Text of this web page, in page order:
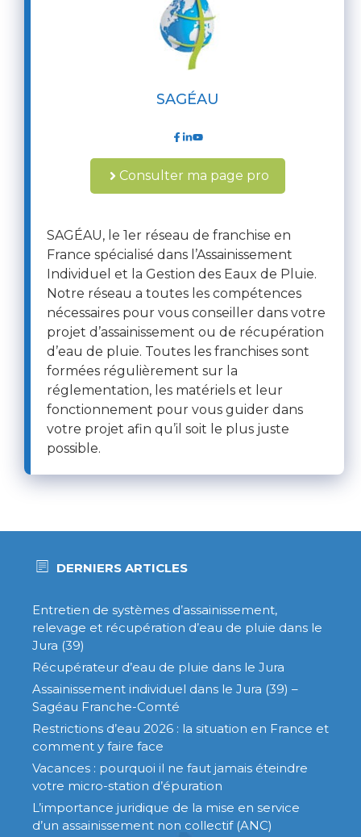
SAGÉAU
Consulter ma page pro
SAGÉAU, le 1er réseau de franchise en
France spécialisé dans l’Assainissement
Individuel et la Gestion des Eaux de Pluie.
Notre réseau a toutes les compétences
nécessaires pour vous conseiller dans votre
projet d’assainissement ou de récupération
d’eau de pluie. Toutes les franchises sont
formées régulièrement sur la
réglementation, les matériels et leur
fonctionnement pour vous guider dans
votre projet afin qu’il soit le plus juste
possible.
DERNIERS ARTICLES
Entretien de systèmes d’assainissement,
relevage et récupération d’eau de pluie dans le
Jura (39)
Récupérateur d’eau de pluie dans le Jura
Assainissement individuel dans le Jura (39) –
Sagéau Franche-Comté
Restrictions d’eau 2026 : la situation en France et
comment y faire face
Vacances : pourquoi il ne faut jamais éteindre
votre micro-station d’épuration
L’importance juridique de la mise en service
d’un assainissement non collectif (ANC)